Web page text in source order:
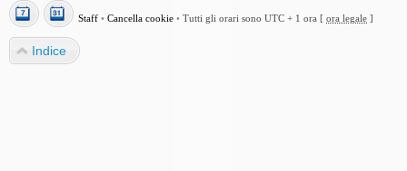
Staff • Cancella cookie • Tutti gli orari sono UTC + 1 ora [ ora legale ]
Indice